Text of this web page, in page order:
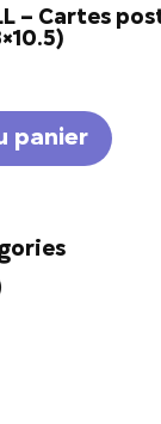
– Cartes
panier